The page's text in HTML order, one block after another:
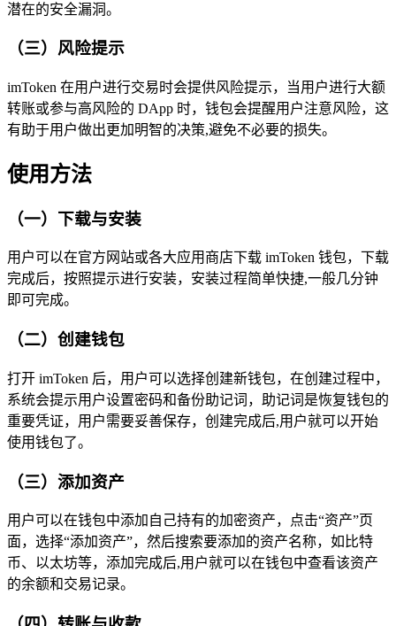
潜在的安全漏洞。
（三）风险提示
imToken 在用户进行交易时会提供风险提示，当用户进行大额
转账或参与高风险的 DApp 时，钱包会提醒用户注意风险，这
有助于用户做出更加明智的决策,避免不必要的损失。
使用方法
（一）下载与安装
用户可以在官方网站或各大应用商店下载 imToken 钱包，下载
完成后，按照提示进行安装，安装过程简单快捷,一般几分钟
即可完成。
（二）创建钱包
打开 imToken 后，用户可以选择创建新钱包，在创建过程中，
系统会提示用户设置密码和备份助记词，助记词是恢复钱包的
重要凭证，用户需要妥善保存，创建完成后,用户就可以开始
使用钱包了。
（三）添加资产
用户可以在钱包中添加自己持有的加密资产，点击“资产”页
面，选择“添加资产”，然后搜索要添加的资产名称，如比特
币、以太坊等，添加完成后,用户就可以在钱包中查看该资产
的余额和交易记录。